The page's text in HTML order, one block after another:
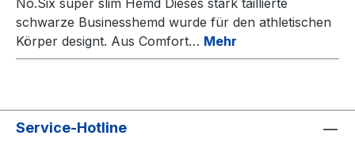
No.Six super slim Hemd Dieses stark taillierte
schwarze Businesshemd wurde für den athletischen
Körper designt. Aus Comfort… Mehr
Service-Hotline